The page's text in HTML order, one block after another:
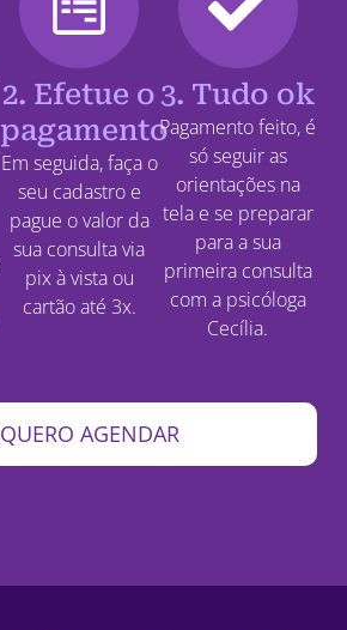
2. Efetue o
pagamento
Em seguida, faça o
seu cadastro e
pague o valor da
sua consulta via
pix à vista ou
cartão até 3x.
3. Tudo ok
Pagamento feito, é
só seguir as
orientações na
tela e se preparar
para a sua
primeira consulta
com a psicóloga
Cecília.
QUERO AGENDAR